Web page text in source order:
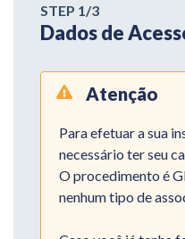
STEP 1/3
Dados de
Atenção
Para efetuar a sua
necessário ter seu
O procedimento é
nenhum tipo de